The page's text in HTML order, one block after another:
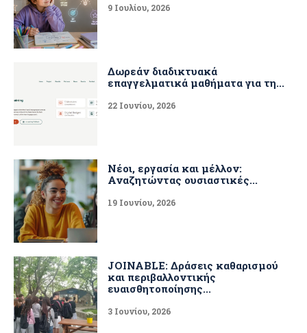
9 Ιουλίου, 2026
Δωρεάν διαδικτυακά
επαγγελματικά μαθήματα για τη...
22 Ιουνίου, 2026
Νέοι, εργασία και μέλλον:
Αναζητώντας ουσιαστικές...
19 Ιουνίου, 2026
JOINABLE: Δράσεις καθαρισμού
και περιβαλλοντικής
ευαισθητοποίησης...
3 Ιουνίου, 2026